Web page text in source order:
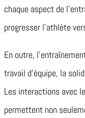
chaque aspect de
progresser l’athlète
En outre,
travail d’équipe, la
Les interactions avec
permettent non